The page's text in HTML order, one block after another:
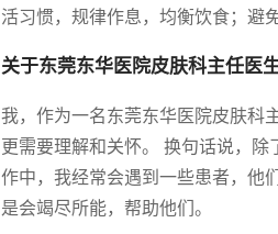
活习惯，规律作息，均衡饮食；避
关于东莞东华医院皮肤科主任医
我，作为一名东莞东华医院皮肤科
更需要理解和关怀。 换句话说，
作中，我经常会遇到一些患者，他
是会竭尽所能，帮助他们。